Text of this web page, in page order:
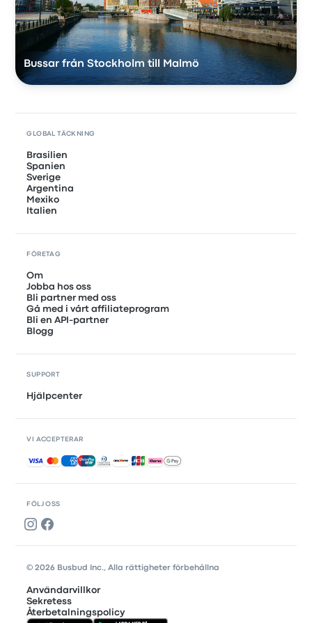
Bussar från Stockholm till Malmö
FÖLJ OSS
GLOBAL TÄCKNING
Brasilien
Spanien
Sverige
Argentina
Mexiko
Italien
FÖRETAG
Om
Jobba hos oss
Bli partner med oss
Gå med i vårt affiliateprogram
Bli en API-partner
Blogg
SUPPORT
Hjälpcenter
VI ACCEPTERAR
Accepterade betalningar
© 2026 Busbud Inc., Alla rättigheter förbehållna
Användarvillkor
Sekretess
Återbetalningspolicy